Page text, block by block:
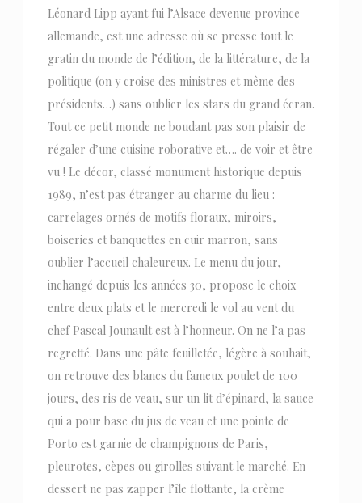
Léonard Lipp ayant fui l’Alsace devenue province
allemande, est une adresse où se presse tout le
gratin du monde de l’édition, de la littérature, de la
politique (on y croise des ministres et même des
présidents…) sans oublier les stars du grand écran.
Tout ce petit monde ne boudant pas son plaisir de
régaler d’une cuisine roborative et…. de voir et être
vu ! Le décor, classé monument historique depuis
1989, n’est pas étranger au charme du lieu :
carrelages ornés de motifs floraux, miroirs,
boiseries et banquettes en cuir marron, sans
oublier l’accueil chaleureux. Le menu du jour,
inchangé depuis les années 30, propose le choix
entre deux plats et le mercredi le vol au vent du
chef Pascal Jounault est à l’honneur. On ne l’a pas
regretté. Dans une pâte feuilletée, légère à souhait,
on retrouve des blancs du fameux poulet de 100
jours, des ris de veau, sur un lit d’épinard, la sauce
qui a pour base du jus de veau et une pointe de
Porto est garnie de champignons de Paris,
pleurotes, cèpes ou girolles suivant le marché. En
dessert ne pas zapper l’île flottante, la crème